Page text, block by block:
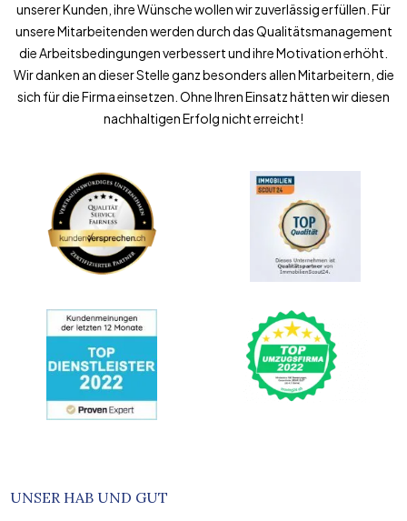
unserer Kunden, ihre Wünsche wollen wir zuverlässig erfüllen. Für
unsere Mitarbeitenden werden durch das Qualitätsmanagement
die Arbeitsbedingungen verbessert und ihre Motivation erhöht.
Wir danken an dieser Stelle ganz besonders allen Mitarbeitern, die
sich für die Firma einsetzen. Ohne Ihren Einsatz hätten wir diesen
nachhaltigen Erfolg nicht erreicht!
UNSER HAB UND GUT